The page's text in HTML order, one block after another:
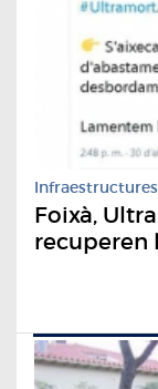
Infraestructures
Foixà,
recuperen